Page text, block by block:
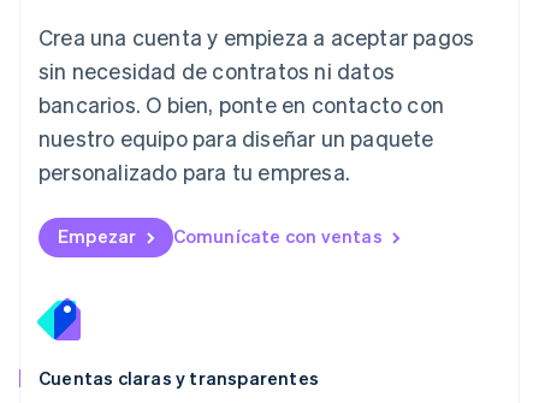
Crea una cuenta y empieza a aceptar pagos
sin necesidad de contratos ni datos
bancarios. O bien, ponte en contacto con
nuestro equipo para diseñar un paquete
personalizado para tu empresa.
Empezar Comunícate con ventas
Cuentas claras y transparentes
Deutsch English
Lituania
English
Luxemburgo
FrançaisDeutsch English
English 简体中文
English
México
Noruega
English
English